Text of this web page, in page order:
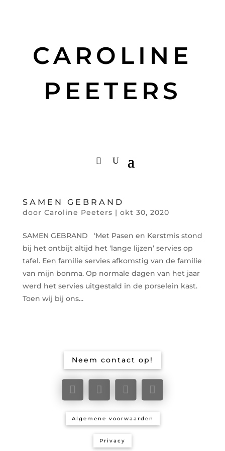
CAROLINE
PEETERS
SAMEN GEBRAND
door Caroline Peeters | okt 30, 2020
SAMEN GEBRAND ‘Met Pasen en Kerstmis stond
bij het ontbijt altijd het ‘lange lijzen’ servies op
tafel. Een familie servies afkomstig van de familie
van mijn bonma. Op normale dagen van het jaar
werd het servies uitgestald in de porselein kast.
Toen wij bij ons...
Neem contact op!
Algemene voorwaarden
Privacy